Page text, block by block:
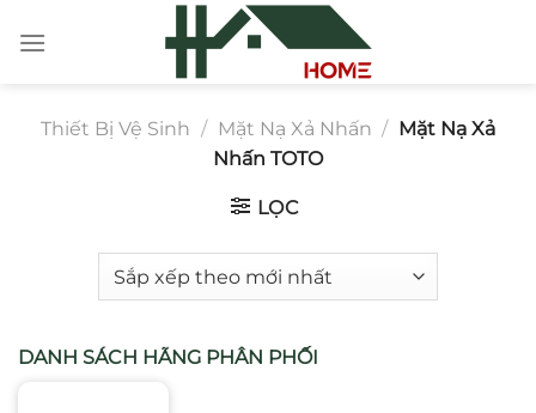
đến
Thiết Bị Vệ Sinh / Mặt Nạ Xả Nhấn / Mặt Nạ Xả
Nhấn TOTO
LỌC
DANH SÁCH HÃNG PHÂN PHỐI